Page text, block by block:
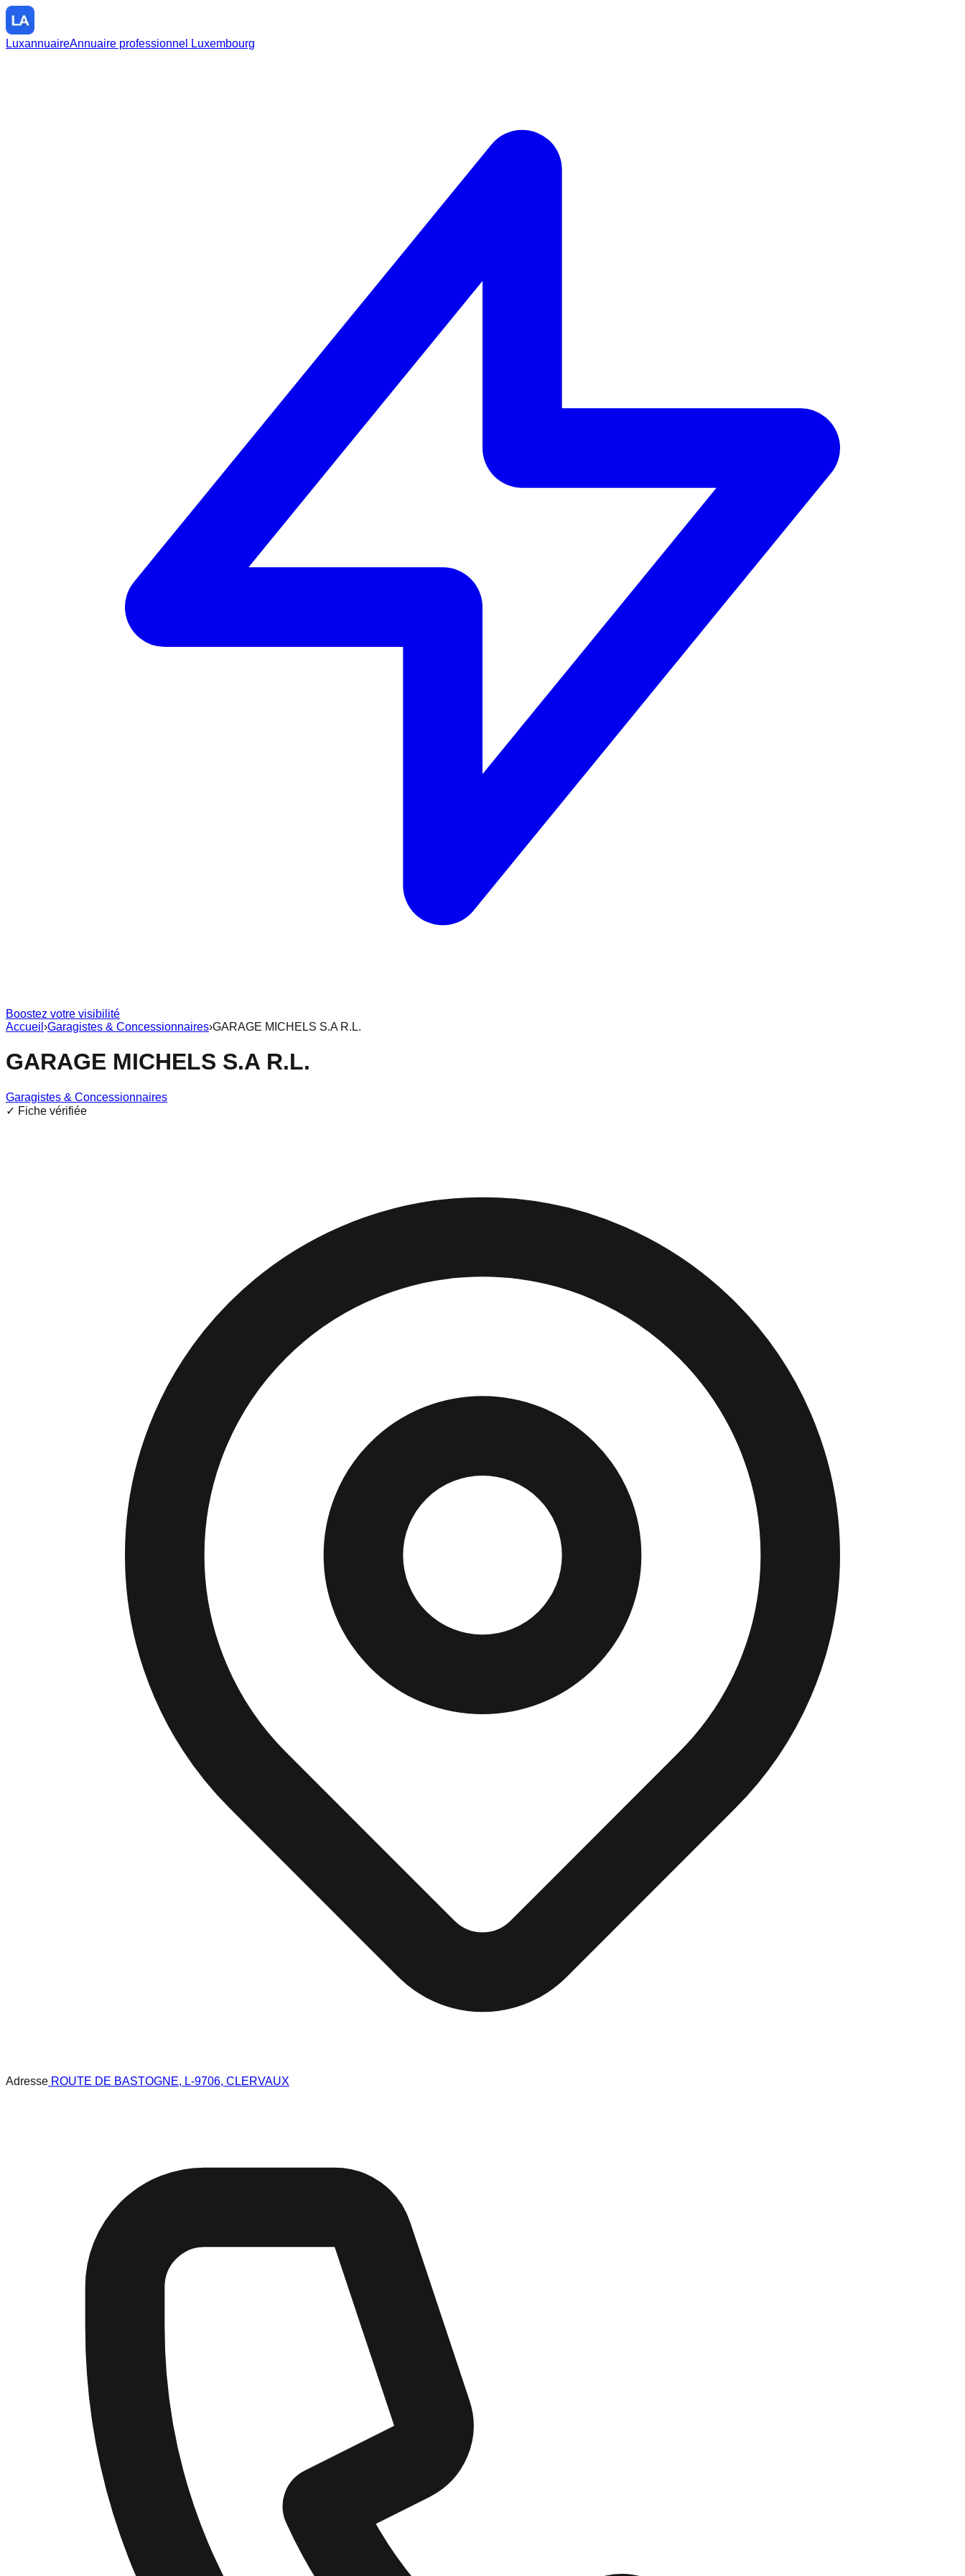
LuxannuaireAnnuaire professionnel Luxembourg
Boostez votre visibilité
Accueil ›Garagistes & Concessionnaires›GARAGE MICHELS S.A R.L.
GARAGE MICHELS S.A R.L.
Garagistes & Concessionnaires
✓ Fiche vérifiée
Adresse ROUTE DE BASTOGNE, L-9706, CLERVAUX